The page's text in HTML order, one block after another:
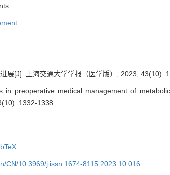
展[J]. 上海交通大学学报（医学版）, 2023, 43(10):
in preoperative medical management of
1332-1338.
CN/10.3969/j.issn.1674-8115.2023.10.016